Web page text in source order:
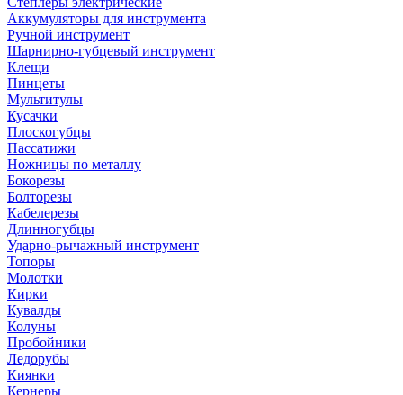
Аккумуляторы для инструмента
Ручной инструмент
Шарнирно-губцевый инструмент
Клещи
Пинцеты
Мультитулы
Кусачки
Плоскогубцы
Пассатижи
Ножницы по металлу
Бокорезы
Болторезы
Кабелерезы
Длинногубцы
Ударно-рычажный инструмент
Топоры
Молотки
Кирки
Кувалды
Колуны
Пробойники
Ледорубы
Киянки
Кернеры